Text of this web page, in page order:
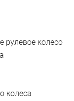
рулевое колесо
колеса